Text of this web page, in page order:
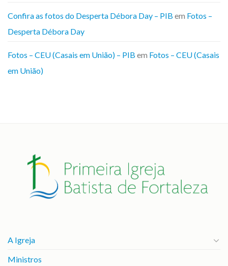
Confira as fotos do Desperta Débora Day – PIB em Fotos –
Desperta Débora Day
Fotos – CEU (Casais em União) – PIB em Fotos – CEU (Casais
em União)
A Igreja
Ministros